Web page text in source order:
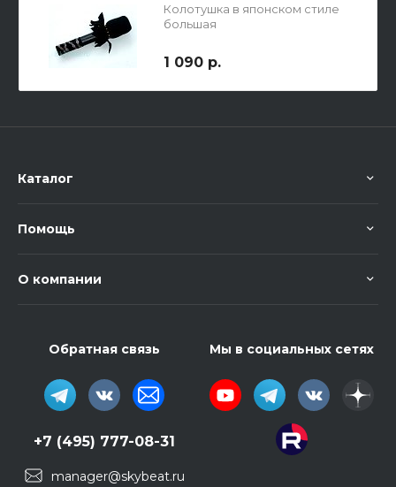
Колотушка в японском стиле
большая
1 090 р.
Каталог
Помощь
О компании
Обратная связь
+7 (495) 777-08-31
manager@skybeat.ru
Мы в социальных сетях